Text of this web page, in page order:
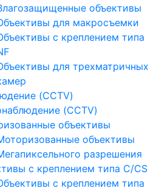
объективы
для макросъемки
с креплением типа
для трехматричных
(CCTV)
(CCTV)
объективы
объективы
разрешения
с креплением типа C/CS
с креплением типа